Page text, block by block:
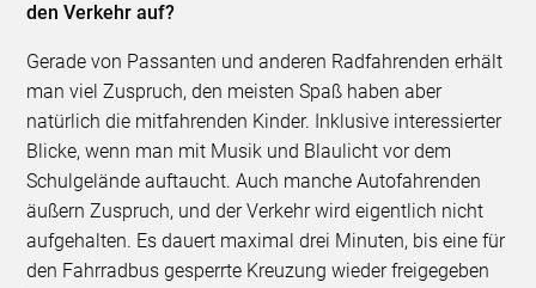
den Verkehr auf?
Gerade von Passanten und anderen Radfahrenden erhält
man viel Zuspruch, den meisten Spaß haben aber
natürlich die mitfahrenden Kinder. Inklusive interessierter
Blicke, wenn man mit Musik und Blaulicht vor dem
Schulgelände auftaucht. Auch manche Autofahrenden
äußern Zuspruch, und der Verkehr wird eigentlich nicht
aufgehalten. Es dauert maximal drei Minuten, bis eine für
den Fahrradbus gesperrte Kreuzung wieder freigegeben